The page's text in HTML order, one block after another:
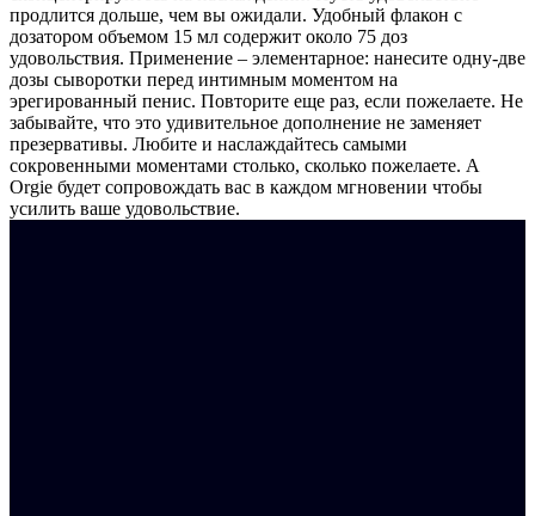
продлится дольше, чем вы ожидали. Удобный флакон с
дозатором объемом 15 мл содержит около 75 доз
удовольствия. Применение – элементарное: нанесите одну-две
дозы сыворотки перед интимным моментом на
эрегированный пенис. Повторите еще раз, если пожелаете. Не
забывайте, что это удивительное дополнение не заменяет
презервативы. Любите и наслаждайтесь самыми
сокровенными моментами столько, сколько пожелаете. А
Orgie будет сопровождать вас в каждом мгновении чтобы
усилить ваше удовольствие.